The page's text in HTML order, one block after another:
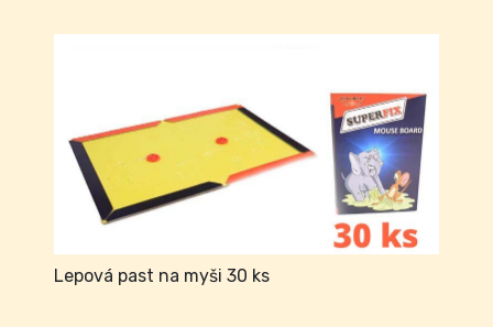
Lepová past na myši 30 ks